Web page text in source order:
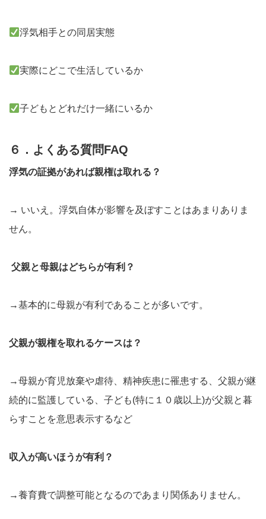
浮気相手との同居実態
実際にどこで生活しているか
子どもとどれだけ一緒にいるか
６．よくある質問FAQ
浮気の証拠があれば親権は取れる？
→ いいえ。浮気自体が影響を及ぼすことはあまりありま
せん。
父親と母親はどちらが有利？
→基本的に母親が有利であることが多いです。
父親が親権を取れるケースは？
→母親が育児放棄や虐待、精神疾患に罹患する、父親が継
続的に監護している、子ども(特に１０歳以上)が父親と暮
らすことを意思表示するなど
収入が高いほうが有利？
→養育費で調整可能となるのであまり関係ありません。